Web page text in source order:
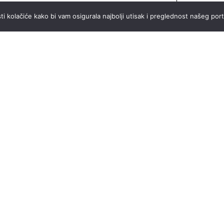
kolačiće kako bi vam osigurala najbolji utisak i preglednost našeg